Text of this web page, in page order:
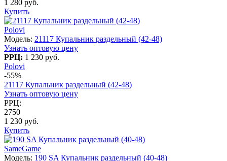
1 280 руб.
Купить
Polovi
Модель: 21117 Купальник раздельный (42-48)
Узнать оптовую цену
РРЦ: 1 230 руб.
Polovi
-55%
21117 Купальник раздельный (42-48)
Узнать оптовую цену
РРЦ:
2750
1 230 руб.
Купить
SameGame
Модель: 190 SA Купальник раздельный (40-48)